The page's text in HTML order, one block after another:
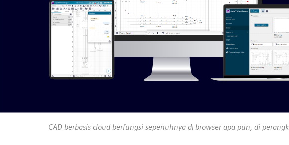
CAD berbasis cloud berfungsi sepenuhnya di browser apa pun, di